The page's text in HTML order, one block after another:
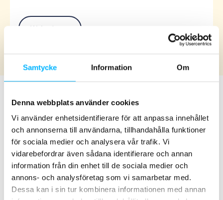
Samtycke Information Om
Denna webbplats använder cookies
Vi använder enhetsidentifierare för att anpassa innehållet
och annonserna till användarna, tillhandahålla funktioner
för sociala medier och analysera vår trafik. Vi
vidarebefordrar även sådana identifierare och annan
information från din enhet till de sociala medier och
annons- och analysföretag som vi samarbetar med.
Dessa kan i sin tur kombinera informationen med annan
Weiterlesen
Spezielle Diät?
Alle unsere Restaurants bieten vegetarische,
laktosefreie und glutenfreie Gerichte an. Die
Speisekarten der einzelnen Restaurants finden Sie
hier.
Allergie?